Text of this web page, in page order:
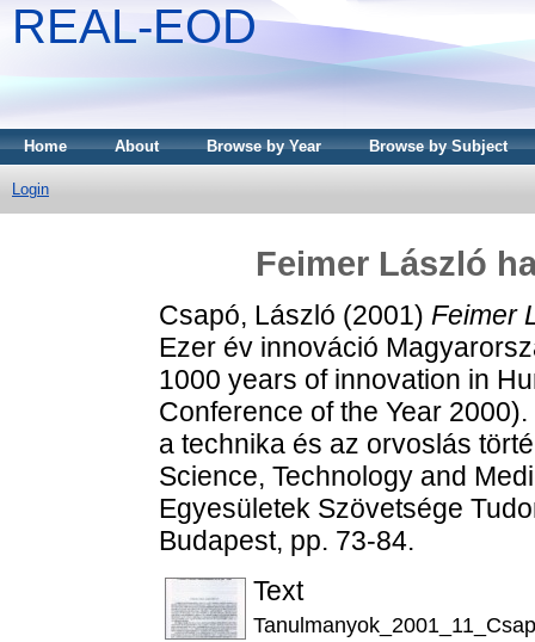
REAL-EOD
Home About Browse by Year Browse by Subject
Login
Feimer László
Csapó, László (2001) Feimer
Ezer év innováció
1000 years of innovation in
Conference of the Year
a technika és az orvoslás
Science, Technology and
Egyesületek Szövetsége
Budapest, pp. 73-84.
Text